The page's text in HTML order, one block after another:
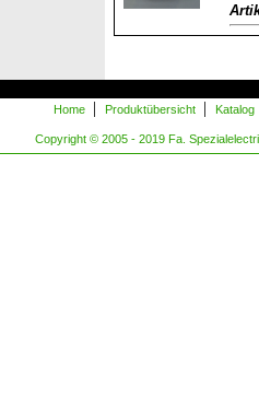
Home | Produktübersicht | Katalog
Copyright © 2005 - 2019 Fa.